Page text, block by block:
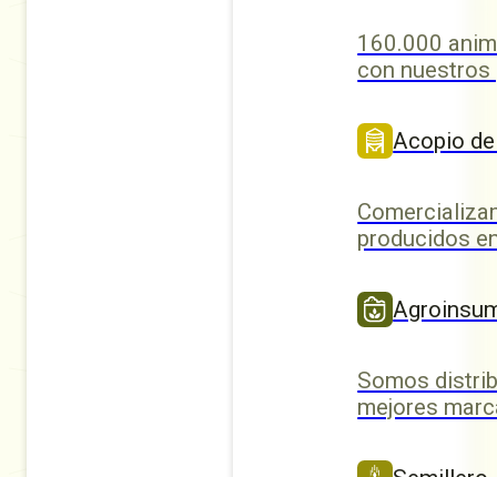
160.000
con
Acopio
producidos
Somos
mejores